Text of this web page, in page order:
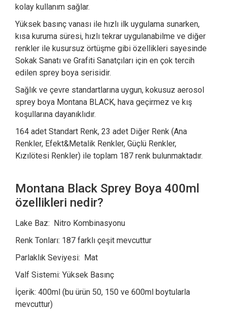
kolay kullanım sağlar.
Yüksek basınç vanası ile hızlı ilk uygulama sunarken,
kısa kuruma süresi, hızlı tekrar uygulanabilme ve diğer
renkler ile kusursuz örtüşme gibi özellikleri sayesinde
Sokak Sanatı ve Grafiti Sanatçıları için en çok tercih
edilen sprey boya serisidir.
Sağlık ve çevre standartlarına uygun, kokusuz aerosol
sprey boya Montana BLACK, hava geçirmez ve kış
koşullarına dayanıklıdır.
164 adet Standart Renk, 23 adet Diğer Renk (Ana
Renkler, Efekt&Metalik Renkler, Güçlü Renkler,
Kızılötesi Renkler) ile toplam 187 renk bulunmaktadır.
Montana Black Sprey Boya 400ml
özellikleri nedir?
Lake Baz: Nitro Kombinasyonu
Renk Tonları: 187 farklı çeşit mevcuttur
Parlaklık Seviyesi: Mat
Valf Sistemi: Yüksek Basınç
İçerik: 400ml (bu ürün 50, 150 ve 600ml boytularla
mevcuttur)